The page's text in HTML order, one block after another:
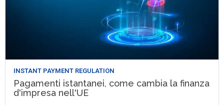
INSTANT PAYMENT REGULATION
Pagamenti istantanei, come cambia la finanza
d'impresa nell'UE